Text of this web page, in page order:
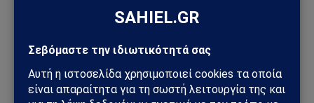
ΗΠΑ – Ιράν: Οι Χούθι ανοίγουν νέο μέτωπο στη
Μέση Ανατολή – Η Σαουδική Αραβία στο
επίκεντρο των επιθέσεων